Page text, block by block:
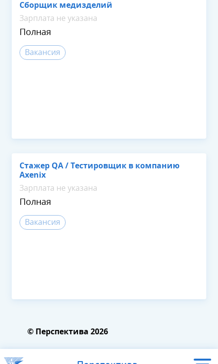
Сборщик медизделий
Зарплата не указана
Полная
Вакансия
Стажер QA / Тестировщик в компанию
Axenix
Зарплата не указана
Полная
Вакансия
© Перспектива 2026